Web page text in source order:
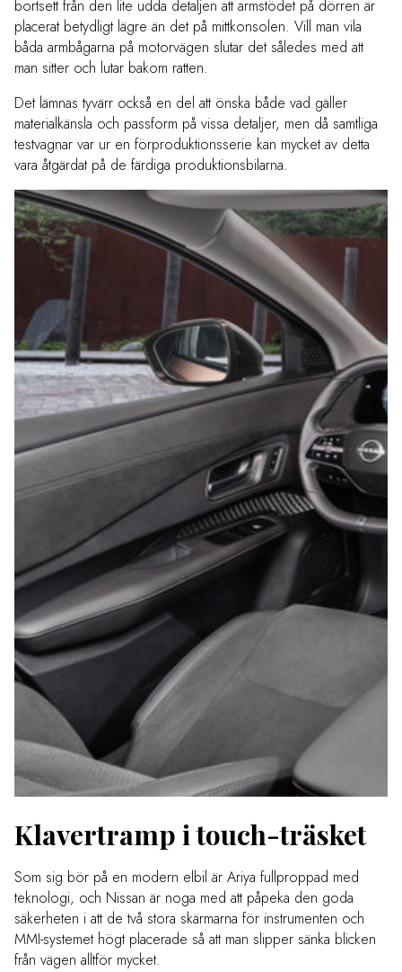
bortsett från den lite udda detaljen att armstödet på dörren är
placerat betydligt lägre än det på mittkonsolen. Vill man vila
båda armbågarna på motorvägen slutar det således med att
man sitter och lutar bakom ratten.
Det lämnas tyvärr också en del att önska både vad gäller
materialkänsla och passform på vissa detaljer, men då samtliga
testvagnar var ur en förproduktionsserie kan mycket av detta
vara åtgärdat på de färdiga produktionsbilarna.
Klavertramp i touch-träsket
Som sig bör på en modern elbil är Ariya fullproppad med
teknologi, och Nissan är noga med att påpeka den goda
säkerheten i att de två stora skärmarna för instrumenten och
MMI-systemet högt placerade så att man slipper sänka blicken
från vägen alltför mycket.